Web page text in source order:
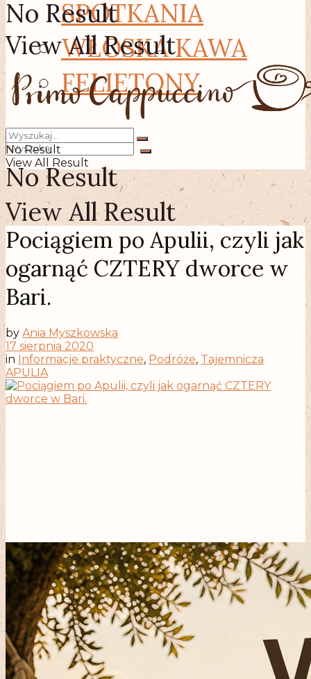
SPOTKANIA
WŁOSKA KAWA
FELIETONY
No Result
View All Result
No Result
View All Result
No Result
View All Result
Pociągiem po Apulii, czyli jak
ogarnąć CZTERY dworce w
Bari.
by Ania Myszkowska
17 sierpnia 2020
in Informacje praktyczne, Podróże, Tajemnicza
APULIA